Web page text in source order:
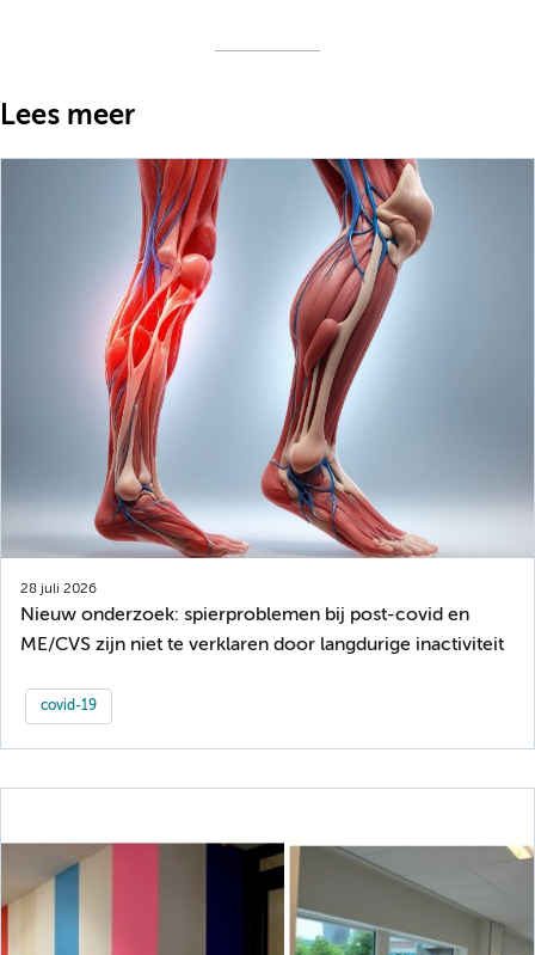
Lees meer
28 juli 2026
Nieuw onderzoek: spierproblemen bij post-covid en
ME/CVS zijn niet te verklaren door langdurige inactiviteit
covid-19